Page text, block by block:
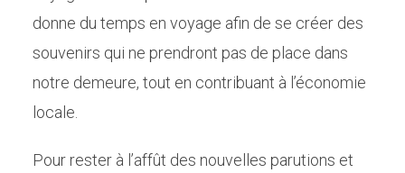
donne du temps en voyage afin de se créer des
souvenirs qui ne prendront pas de place dans
notre demeure, tout en contribuant à l’économie
locale.
Pour rester à l’affût des nouvelles parutions et